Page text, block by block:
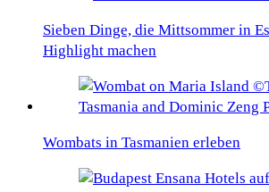
Sieben Dinge, die Mittsommer in
Highlight machen
Wombats in Tasmanien erleben